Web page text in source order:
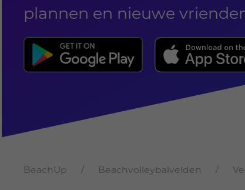
plannen en nieuwe
BeachUp Beachvolleybalvelden